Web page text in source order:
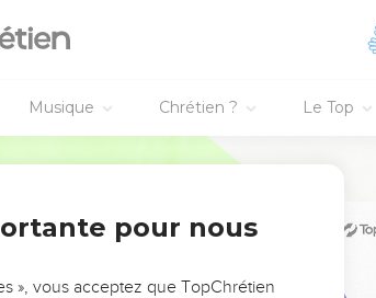
Musique Chrétien ? Le Top
pour nous
», vous acceptez que TopChrétien